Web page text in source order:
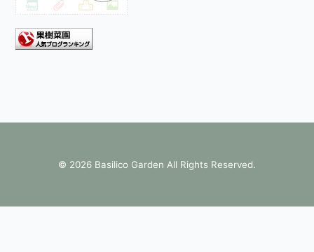
© 2026 Basilico Garden All Rights Reserved.